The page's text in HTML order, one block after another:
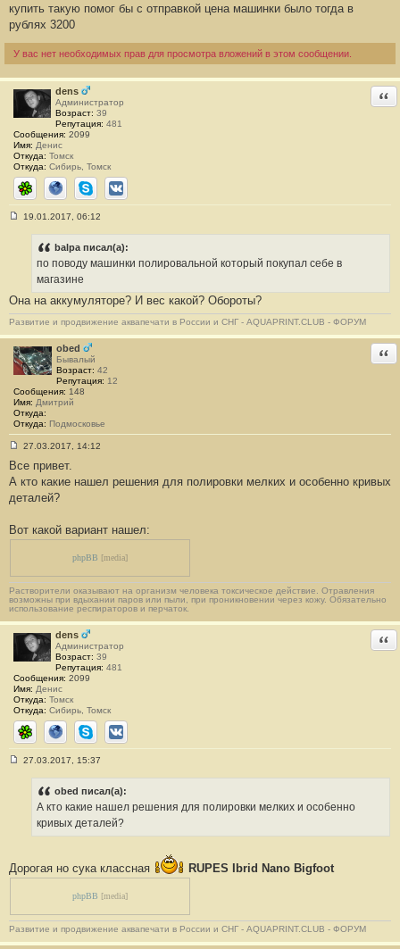
н
и
#
1
6
9
купить такую помог бы с отправкой цена машинки было тогда в
рублях 3200
У вас нет необходимых прав для просмотра вложений в этом сообщении.
dens
Администратор
Возраст: 39
Репутация: 481
Сообщения: 2099
Имя: Денис
Откуда: Томск
Откуда: Сибирь, Томск
ICQ СайтSkypeВКонтакте
и
#
0
19.01.2017, 06:12
balpa писал(а):
по поводу машинки полировальной который покупал себе в
магазине
Она на аккумуляторе? И вес какой? Обороты?
Развитие и продвижение аквапечати в России и СНГ - AQUAPRINT.CLUB - ФОРУМ
obed
Бывалый
Возраст: 42
Репутация: 12
Сообщения: 148
Имя: Дмитрий
Откуда:
Откуда: Подмосковье
о
б
щ
и
е
1
27.03.2017, 14:12
Все привет.
А кто какие нашел решения для полировки мелких и особенно кривых
деталей?
Вот какой вариант нашел:
phpBB [media]
Растворители оказывают на организм человека токсическое действие. Отравления
возможны при вдыхании паров или пыли, при проникновении через кожу. Обязательно
использование респираторов и перчаток.
dens
Администратор
Возраст: 39
Репутация: 481
Сообщения: 2099
Имя: Денис
Откуда: Томск
Откуда: Сибирь, Томск
ICQ СайтSkypeВКонтакте
#
1
27.03.2017, 15:37
obed писал(а):
А кто какие нашел решения для полировки мелких и особенно
кривых деталей?
Дорогая но сука классная RUPES Ibrid Nano Bigfoot
phpBB [media]
Развитие и продвижение аквапечати в России и СНГ - AQUAPRINT.CLUB - ФОРУМ